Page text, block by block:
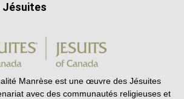
Jésuites
Manrèse est une œuvre des Jésuites
avec des communautés religieuses et